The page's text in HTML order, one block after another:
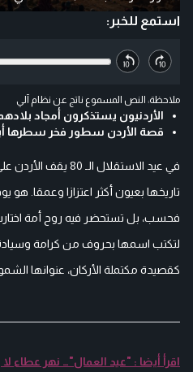
استمع للخبر:
ملاحظة: النص المسموع ناتج عن نظام آلي
الأردنيون يستذكرون أمجاد
قصة الأردن سطور فخر سطرها
في عيد الاستقلال الـ
تاريخها بعيون أكثر اعتزازا وعمقا.
فحسب، بل تستحضر فيه روح أمة
لتكتب اسمها بحروف من كرامة
كقصيدة مكتملة الأركان، عنوانها
اقرأ أيضا : "عيد العمال"… نهر عطاء